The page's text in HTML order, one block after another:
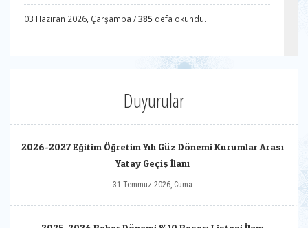
03 Haziran 2026, Çarşamba /385 defa okundu.
Duyurular
2026-2027 Eğitim Öğretim Yılı Güz Dönemi Kurumlar Arası
Yatay Geçiş İlanı
31 Temmuz 2026, Cuma